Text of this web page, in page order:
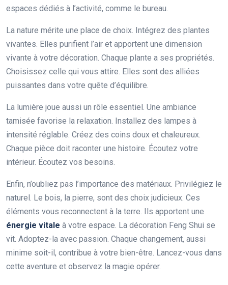
espaces dédiés à l’activité, comme le bureau.
La nature mérite une place de choix. Intégrez des plantes
vivantes. Elles purifient l’air et apportent une dimension
vivante à votre décoration. Chaque plante a ses propriétés.
Choisissez celle qui vous attire. Elles sont des alliées
puissantes dans votre quête d’équilibre.
La lumière joue aussi un rôle essentiel. Une ambiance
tamisée favorise la relaxation. Installez des lampes à
intensité réglable. Créez des coins doux et chaleureux.
Chaque pièce doit raconter une histoire. Écoutez votre
intérieur. Écoutez vos besoins.
Enfin, n’oubliez pas l’importance des matériaux. Privilégiez le
naturel. Le bois, la pierre, sont des choix judicieux. Ces
éléments vous reconnectent à la terre. Ils apportent une
énergie vitale à votre espace. La décoration Feng Shui se
vit. Adoptez-la avec passion. Chaque changement, aussi
minime soit-il, contribue à votre bien-être. Lancez-vous dans
cette aventure et observez la magie opérer.